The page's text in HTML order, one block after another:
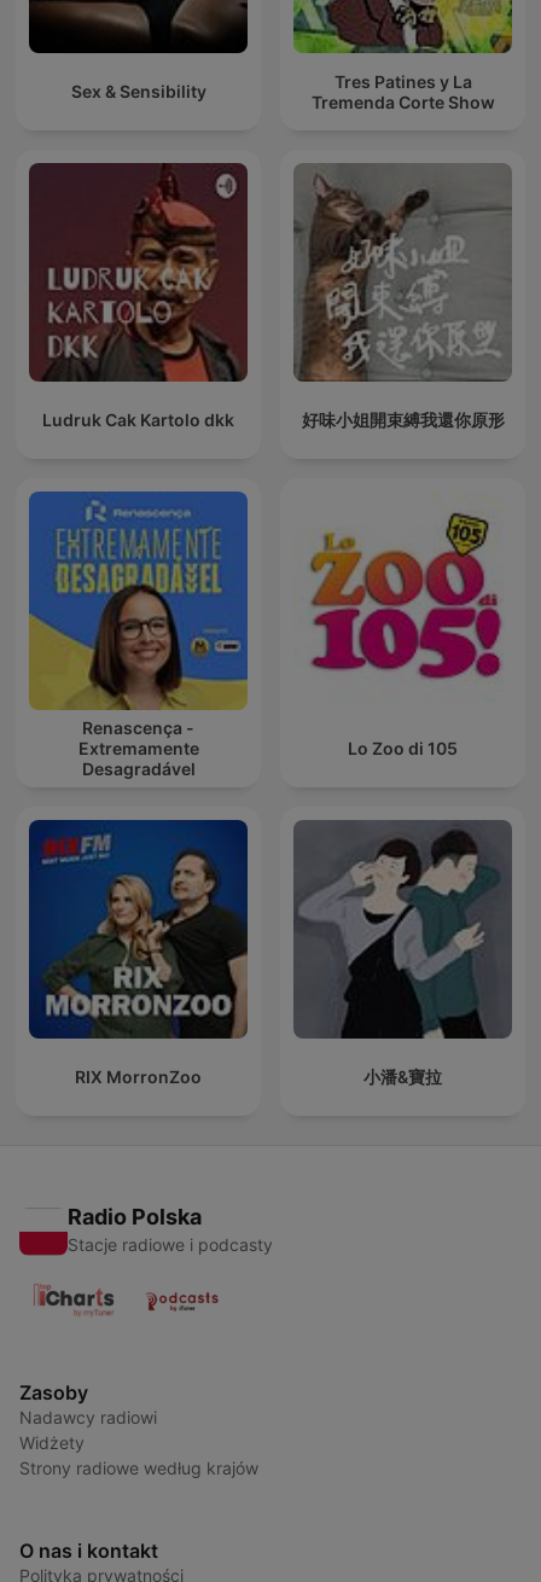
Sex & Sensibility
Tres Patines y La
Tremenda Corte Show
Ludruk Cak Kartolo dkk 好味小姐開束縛我還你原形
Renascença -
Extremamente
Desagradável
Lo Zoo di 105
RIX MorronZoo 小潘&寶拉
Radio Polska
Stacje radiowe i podcasty
Zasoby
Nadawcy radiowi
Widżety
Strony radiowe według krajów
O nas i kontakt
Polityka prywatności